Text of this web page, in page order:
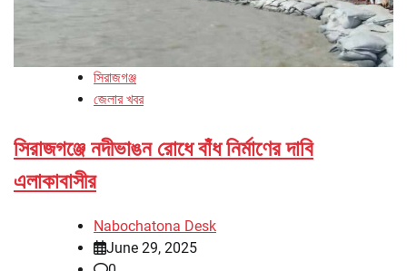
সিরাজগঞ্জ
জেলার খবর
সিরাজগঞ্জে নদীভাঙন রোধে বাঁধ নির্মাণের দাবি
এলাকাবাসীর
Nabochatona Desk
June 29, 2025